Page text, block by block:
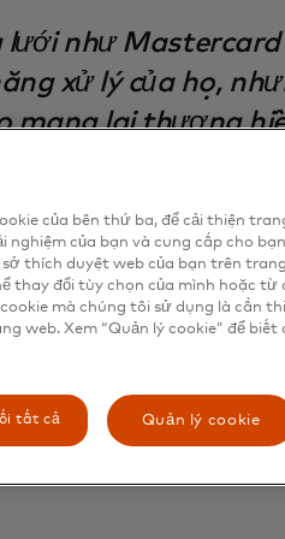
lưới như Mastercard
xử lý của họ,
mang lại thương
banking and payments at
mang đến cho người
sự mở rộng lựa chọn đó,
tạiAmerican Banker.
của bên thứ ba, để cải thiện
của bạn và cung cấp cho bạn
thích duyệt web của bạn trên
thay đổi tùy chọn của mình hoặc từ
mà chúng tôi sử dụng là cần
web. Xem “Quản lý cookie” để biết
tất cả Quản lý cookie